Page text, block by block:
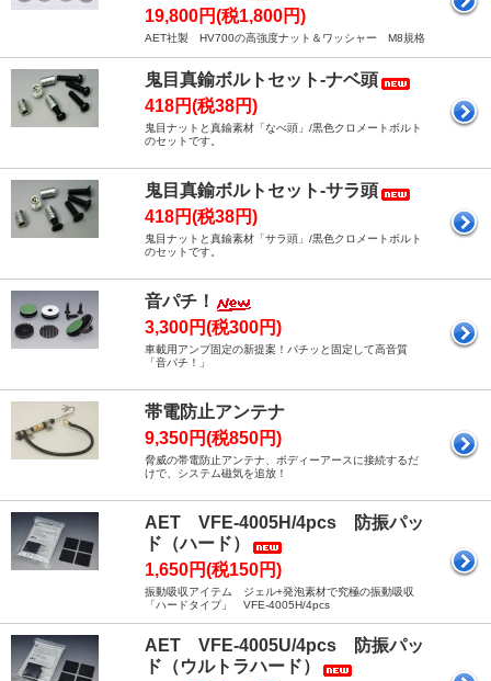
19,800円(税1,800円)
AET社製 HV700の高強度ナット＆ワッシャー M8規格
鬼目真鍮ボルトセット-ナベ頭
418円(税38円)
鬼目ナットと真鍮素材「なべ頭」/黒色クロメートボルト
のセットです。
鬼目真鍮ボルトセット-サラ頭
418円(税38円)
鬼目ナットと真鍮素材「サラ頭」/黒色クロメートボルト
のセットです。
音パチ！
3,300円(税300円)
車載用アンプ固定の新提案！パチッと固定して高音質
「音パチ！」
帯電防止アンテナ
9,350円(税850円)
脅威の帯電防止アンテナ、ボディーアースに接続するだ
けで、システム磁気を追放！
AET VFE-4005H/4pcs 防振パッ
ド（ハード）
1,650円(税150円)
振動吸収アイテム ジェル+発泡素材で究極の振動吸収
「ハードタイプ」 VFE-4005H/4pcs
AET VFE-4005U/4pcs 防振パッ
ド（ウルトラハード）